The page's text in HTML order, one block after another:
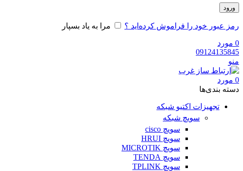
ورود
رمز عبور خود را فراموش کرده‌اید ؟ مرا به یاد بسپار
0 مورد
09124135845
منو
0 مورد
دسته‌ بندی‌ها
تجهیزات اکتیو شبکه
سویچ شبکه
سویچ cisco
سویچ HRUI
سویچ MICROTIK
سویچ TENDA
سویچ TPLINK